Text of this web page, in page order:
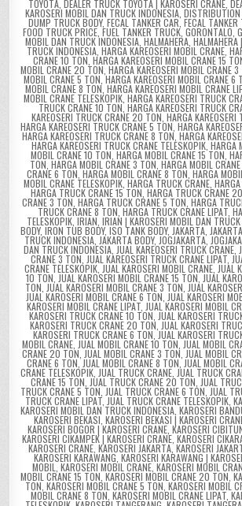
TOYOTA, DEALER TRUCK TOYOTA | KAROSERI CRANE,
KAROSERI MOBIL DAN TRUCK INDONESIA
DUMP TRUCK BODY, FECAL TANKER CAR, FECAL
FOOD TRUCK PRICE FUEL TANKER TRUCK GORONTALO
MOBIL DAN TRUCK INDONESIA HALMAHERA
TRUCK INDONESIA HARGA KAREOSERI MOBIL CRANE
CRANE 10 TON HARGA KAREOSERI MOBIL CRANE 15
MOBIL CRANE 20 TON HARGA KAREOSERI MOBIL CRANE 3
MOBIL CRANE 5 TON ,HARGA KAREOSERI MOBIL CRANE 6
MOBIL CRANE 8 TON, HARGA KAREOSERI MOBIL CRANE
MOBIL CRANE TELESKOPIK HARGA KAREOSERI TRUCK
TRUCK CRANE 10 TON, HARGA KAREOSERI TRUCK
KAREOSERI TRUCK CRANE 20 TON HARGA
HARGA KAREOSERI TRUCK CRANE 5 TON HARGA
HARGA KAREOSERI TRUCK CRANE 8 TON, HARGA
HARGA KAREOSERI TRUCK CRANE TELESKOPIK HARGA
MOBIL CRANE 10 TON HARGA MOBIL CRANE 15 TON
TON HARGA MOBIL CRANE 3 TON HARGA MOBIL
CRANE 6 TON HARGA MOBIL CRANE 8 TON HARGA
MOBIL CRANE TELESKOPIK, HARGA TRUCK CRANE,
HARGA TRUCK CRANE 15 TON HARGA TRUCK CRANE
CRANE 3 TON HARGA TRUCK CRANE 5 TON HARGA
TRUCK CRANE 8 TON HARGA TRUCK CRANE LIPAT,
TELESKOPIK IRIAN IRIAN | KAROSERI MOBIL DAN
BODY, IRON TUB BODY, ISO TANK BODY, JAKARTA
TRUCK INDONESIA, JAKARTA BODY, JOGJAKARTA,
DAN TRUCK INDONESIA, JUAL KAREOSERI TRUCK CRANE,
CRANE 3 TON JUAL KAREOSERI TRUCK CRANE LIPAT,
CRANE TELESKOPIK, JUAL KAROSERI MOBIL CRANE, JUAL
10 TON JUAL KAROSERI MOBIL CRANE 15 TON JUAL
TON JUAL KAROSERI MOBIL CRANE 3 TON JUAL
JUAL KAROSERI MOBIL CRANE 6 TON JUAL KAROSERI
KAROSERI MOBIL CRANE LIPAT, JUAL KAROSERI MOBIL
KAROSERI TRUCK CRANE 10 TON JUAL KAROSERI
KAROSERI TRUCK CRANE 20 TON JUAL KAROSERI
KAROSERI TRUCK CRANE 6 TON ,JUAL KAROSERI
MOBIL CRANE, JUAL MOBIL CRANE 10 TON JUAL MOBIL
CRANE 20 TON JUAL MOBIL CRANE 3 TON JUAL MOBIL
CRANE 6 TON ,JUAL MOBIL CRANE 8 TON ,JUAL MOBIL
CRANE TELESKOPIK JUAL TRUCK CRANE JUAL TRUCK
CRANE 15 TON JUAL TRUCK CRANE 20 TON JUAL
TRUCK CRANE 5 TON JUAL TRUCK CRANE 6 TON JUAL
TRUCK CRANE LIPAT, JUAL TRUCK CRANE TELESKOPIK,
KAROSERI MOBIL DAN TRUCK INDONESIA KAROSERI
KAROSERI BEKASI KAROSERI BEKASI | KAROSERI
KAROSERI BOGOR | KAROSERI CRANE KAROSERI
KAROSERI CIKAMPEK | KAROSERI CRANE KAROSERI
KAROSERI CRANE KAROSERI JAKARTA,KAROSERI
KAROSERI KARAWANG KAROSERI KARAWANG |
MOBIL KAROSERI MOBIL CRANE KAROSERI MOBIL
MOBIL CRANE 15 TON KAROSERI MOBIL CRANE 20 TON
TON KAROSERI MOBIL CRANE 5 TON KAROSERI MOBIL
MOBIL CRANE 8 TON KAROSERI MOBIL CRANE LIPAT,